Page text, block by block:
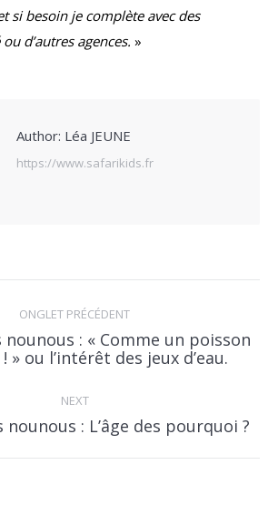
si besoin je complète avec des
d’autres agences. »
Author: Léa JEUNE
https://www.safarikids.fr
ONGLET PRÉCÉDENT
Previous
nounous : « Comme un poisson
! » ou l’intérêt des jeux d’eau.
NEXT
Next
nounous : L’âge des pourquoi ?